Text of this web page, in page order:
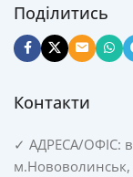
Поділитись
Контакти
✓ АДРЕСА/ОФІС:
м.Нововолинськ,